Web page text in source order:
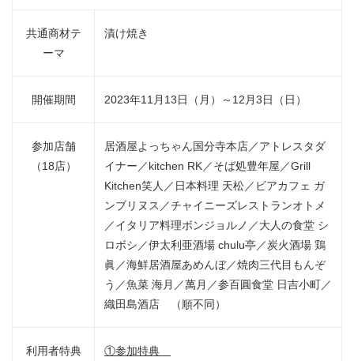
共通商材テ
ーマ
漬け焼き
開催期間 2023年11月13日（月）～12月3日（日）
参加店舗
（18店）
居酒屋よっちゃん国分寺本店／アトレスタダ
イナー／kitchen RK／そば処豊年屋／Grill
Kitchen笑人／日本料理 天松／ビアカフェ ガ
ンブリヌス／チャイニーズレストランオトメ
／イタリア料理ボンジョルノ／大人の食堂 シ
ロボシ／伊太利亜酒場 chulu亭／炭火酒場 鶏
眞／海鮮居酒屋あめんぼ／焼肉三代目もんぞ
う／魚菜 海月／萬月／参百圓食堂 日吉小町／
織田島酒店 （順不同）
利用者特典
①参加特典